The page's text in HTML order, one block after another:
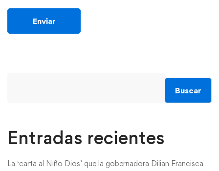
Buscar
Entradas recientes
La ‘carta al Niño Dios’ que la gobernadora Dilian Francisca